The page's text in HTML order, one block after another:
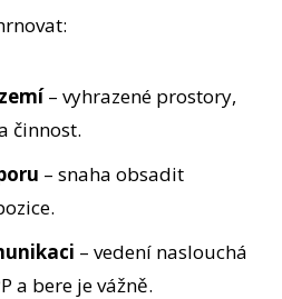
– vyhrazené prostory,
činnost.
– snaha obsadit
– vedení naslouchá
a bere je vážně.